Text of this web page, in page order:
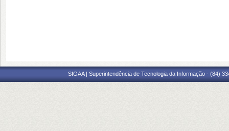
SIGAA | Superintendência de Tecnologia da Informação - (84)